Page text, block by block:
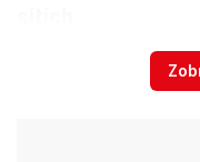
Na víc peněz si
Pokud by tedy